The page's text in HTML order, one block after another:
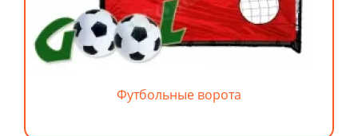
Футбольные ворота